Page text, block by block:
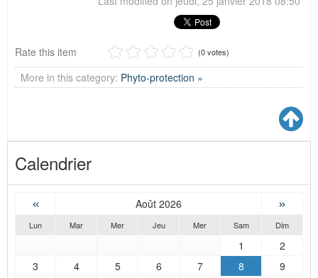
Rate this item (0 votes)
More in this category: Phyto-protection »
Calendrier
« Août 2026 »
Lun Mar Mer Jeu Mer Sam Dim
1
2
3
4 5 6 7 8
9